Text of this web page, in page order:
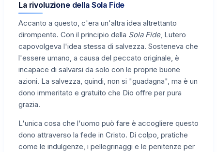
La rivoluzione della Sola Fide
Accanto a questo, c'era un'altra idea altrettanto
dirompente. Con il principio della Sola Fide, Lutero
capovolgeva l'idea stessa di salvezza. Sosteneva che
l'essere umano, a causa del peccato originale, è
incapace di salvarsi da solo con le proprie buone
azioni. La salvezza, quindi, non si "guadagna", ma è un
dono immeritato e gratuito che Dio offre per pura
grazia.
L'unica cosa che l'uomo può fare è accogliere questo
dono attraverso la fede in Cristo. Di colpo, pratiche
come le indulgenze, i pellegrinaggi e le penitenze per